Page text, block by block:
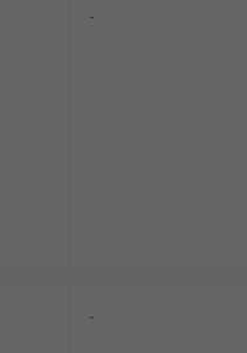
-
-